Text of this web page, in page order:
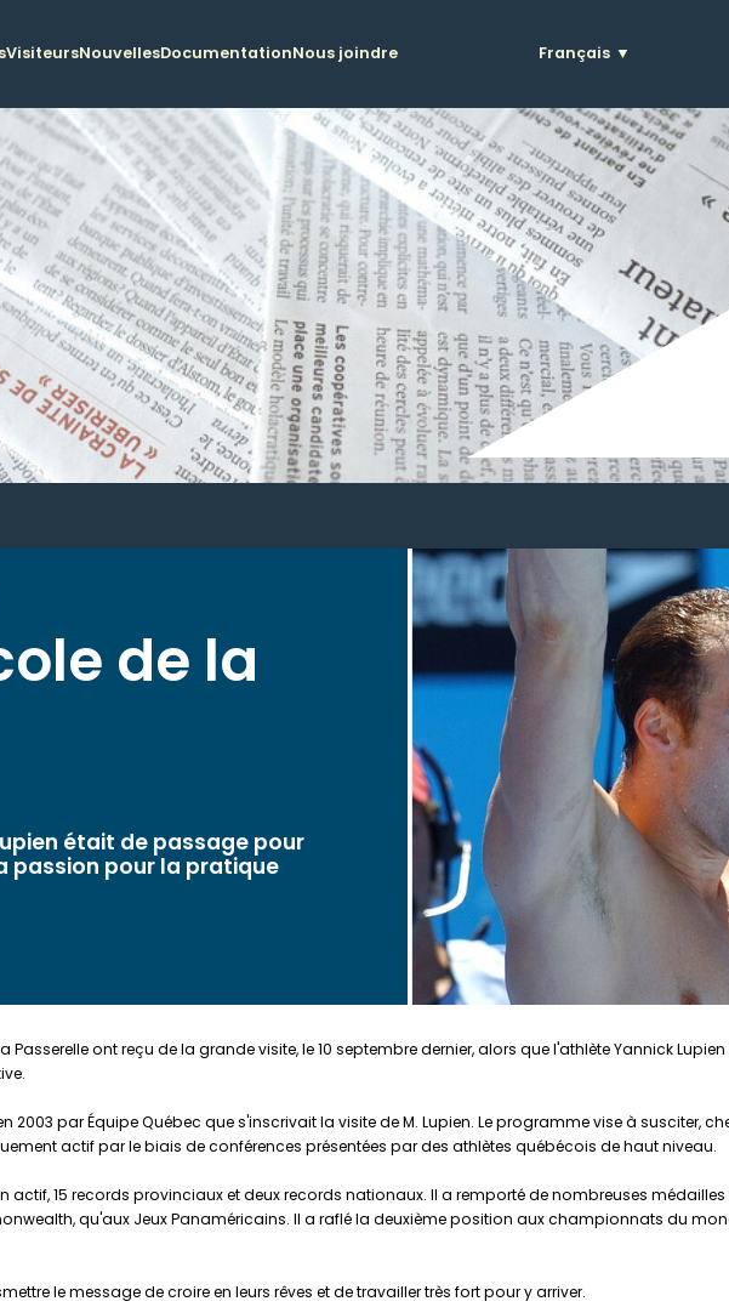
VisiteursNouvellesDocumentationNous joindre Français ▼
de la
était de passage pour
passion pour la pratique
Passerelle ont reçu de la grande visite, le 10 septembre dernier, alors que l'athlète Yannick
par Équipe Québec que s'inscrivait la visite de M. Lupien. Le programme vise à susciter,
actif par le biais de conférences présentées par des athlètes québécois de haut niveau.
actif, 15 records provinciaux et deux records nationaux. Il a remporté de nombreuses
qu'aux Jeux Panaméricains. Il a raflé la deuxième position aux championnats du
le message de croire en leurs rêves et de travailler très fort pour y arriver.